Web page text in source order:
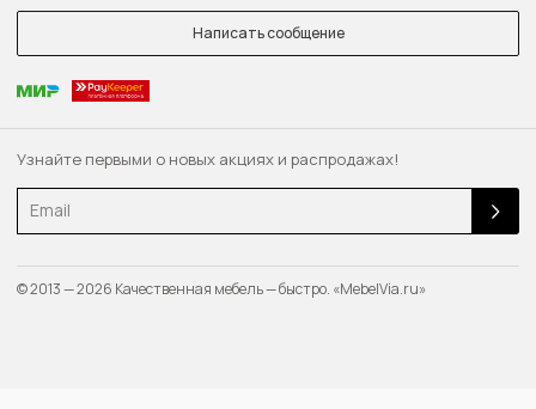
Узнайте первыми о новых акциях и распродажах!
Email
Написать сообщение
© 2013 — 2026 Качественная мебель — быстро. «MebelVia.ru»